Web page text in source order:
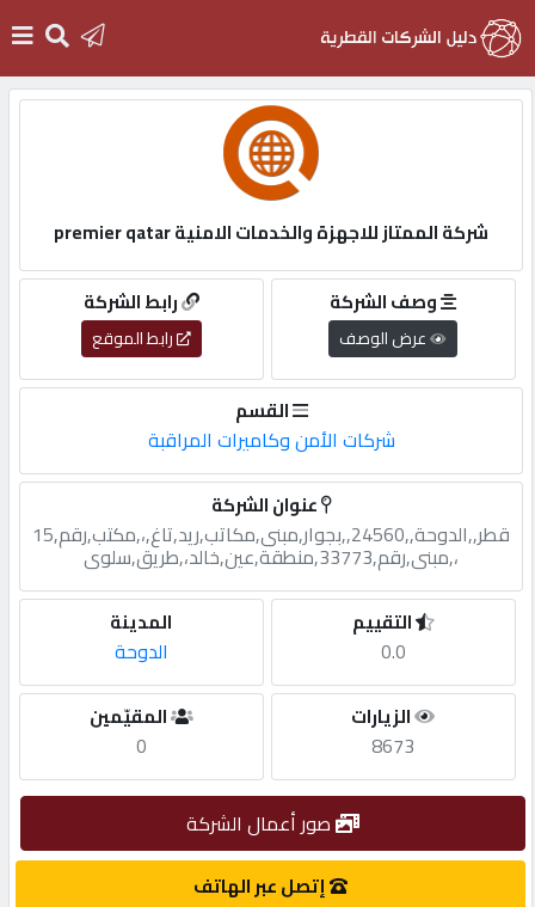
التسجيل
English
أضف
مطلوب
اشتراك
الاحصائيات
الأقسام
شركة الممتاز للاجهزة والخدمات الامنية premier qatar
رابط الشركة
رابط الموقع
وصف الشركة
عرض الوصف
القسم
شركات الأمن وكاميرات المراقبة
عنوان الشركة
قطر,,الدوحة,,24560,,بجوار,مبنى,مكاتب,ريد,تاغ,،,مكتب,رقم,15
،,مبنى,رقم,33773,منطقة,عين,خالد،,طريق,سلوى
المدينة
الدوحة
التقييم
0.0
المقيّمين
0
الزيارات
8673
صور أعمال الشركة
إتصل عبر الهاتف